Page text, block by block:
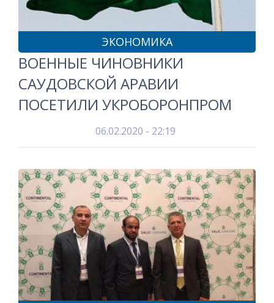
ЭКОНОМИКА
ВОЕННЫЕ ЧИНОВНИКИ
САУДОВСКОЙ АРАВИИ
ПОСЕТИЛИ УКРОБОРОНПРОМ
06.02.2020 - 22:19